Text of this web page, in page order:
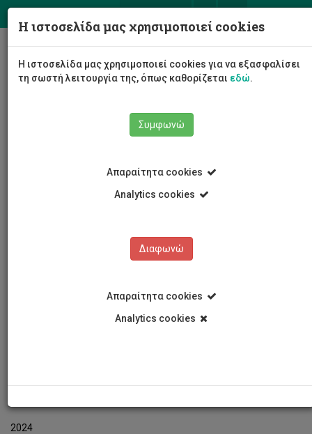
2024
Η ιστοσελίδα μας χρησιμοποιεί cookies
Η ιστοσελίδα μας χρησιμοποιεί cookies για να εξασφαλίσει
τη σωστή λειτουργία της, όπως καθορίζεται εδώ.
Συμφωνώ
Απαραίτητα cookies
Analytics cookies
Διαφωνώ
Απαραίτητα cookies
Analytics cookies